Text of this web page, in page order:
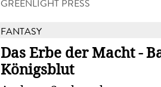
GREENLIGHT PRESS
FANTASY
Das Erbe der Macht -
Königsblut